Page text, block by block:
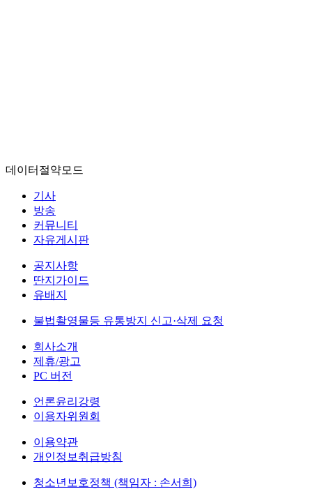
데이터절약모드
기사
방송
커뮤니티
자유게시판
공지사항
딴지가이드
유배지
불법촬영물등 유통방지 신고·삭제 요청
회사소개
제휴/광고
PC 버전
언론윤리강령
이용자위원회
이용약관
개인정보취급방침
청소년보호정책 (책임자 : 손서희)